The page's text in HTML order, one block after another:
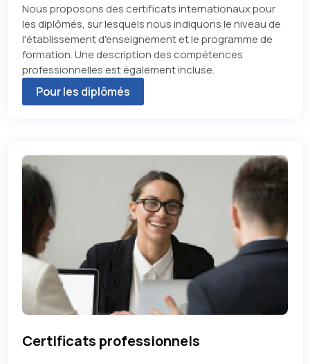
Nous proposons des certificats internationaux pour
les diplômés, sur lesquels nous indiquons le niveau de
l'établissement d'enseignement et le programme de
formation. Une description des compétences
professionnelles est également incluse.
Pour les diplômés
Certificats professionnels